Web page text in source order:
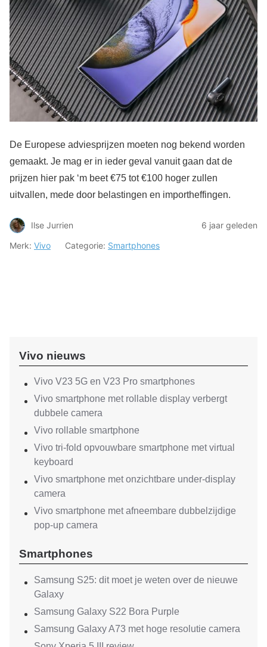
De Europese adviesprijzen moeten nog bekend worden
gemaakt. Je mag er in ieder geval vanuit gaan dat de
prijzen hier pak ‘m beet €75 tot €100 hoger zullen
uitvallen, mede door belastingen en importheffingen.
Ilse Jurrien
6 jaar geleden
Merk: Vivo Categorie: Smartphones
Vivo nieuws
Vivo V23 5G en V23 Pro smartphones
Vivo smartphone met rollable display verbergt
dubbele camera
Vivo rollable smartphone
Vivo tri-fold opvouwbare smartphone met virtual
keyboard
Vivo smartphone met onzichtbare under-display
camera
Vivo smartphone met afneembare dubbelzijdige
pop-up camera
Smartphones
Samsung S25: dit moet je weten over de nieuwe
Galaxy
Samsung Galaxy S22 Bora Purple
Samsung Galaxy A73 met hoge resolutie camera